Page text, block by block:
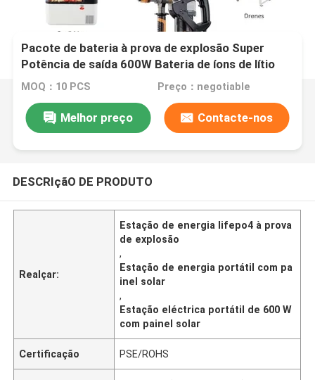
Pacote de bateria à prova de explosão Super
Potência de saída 600W Bateria de íons de lítio
recarregável Estação de energia portátil para
MOQ：10 PCS Preço：negotiable
Melhor preço Contacte-nos
DESCRIçãO DE PRODUTO
Realçar:
Estação de energia lifepo4 à prova
de explosão
,
Estação de energia portátil com pa
inel solar
,
Estação eléctrica portátil de 600 W
com painel solar
Certificação PSE/ROHS